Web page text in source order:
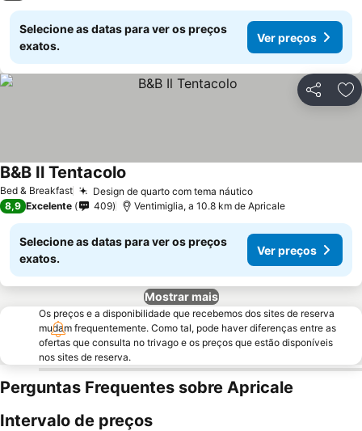
Selecione as datas para ver os preços
exatos.
Ver preços
Partilhar
Bed & Breakfast Design de quarto com tema náuticoVer preços
B&B Il Tentacolo
8,9 Excelente 409 Ventimiglia, a 10.8 km de Apricale
Selecione as datas para ver os preços
exatos.
Ver preços
Mostrar mais
Os preços e a disponibilidade que recebemos dos sites de reserva
mudam frequentemente. Como tal, pode haver diferenças entre as
ofertas que consulta no trivago e os preços que estão disponíveis
nos sites de reserva.
Perguntas Frequentes sobre Apricale
Intervalo de preços